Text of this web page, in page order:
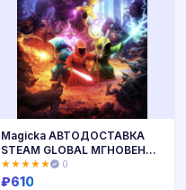
Magicka АВТОДОСТАВКА
STEAM GLOBAL МГНОВЕННО
ЛИЦЕНЗИЯ
★★★★★ 0
₽610